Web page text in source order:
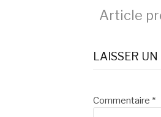
Lire
la
Article
LAISSER
Commentaire *